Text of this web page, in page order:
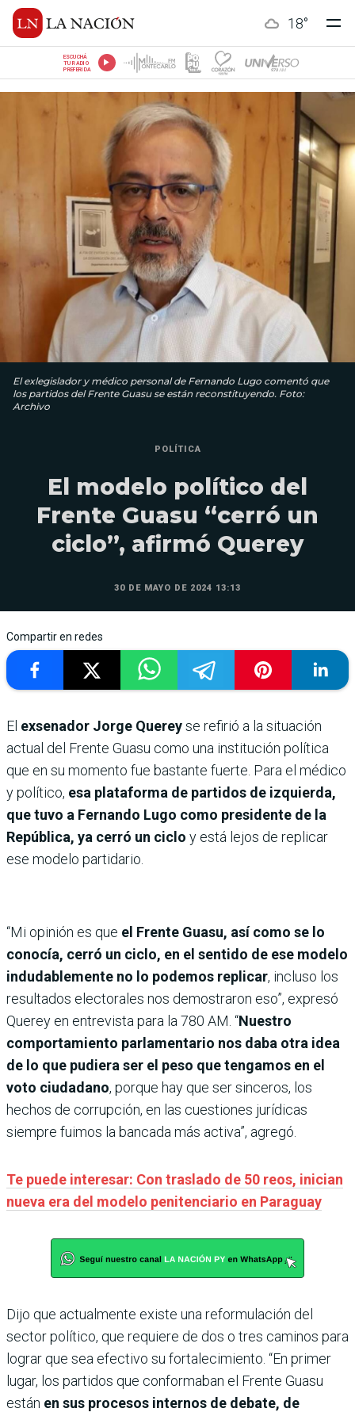
18°
ESCUCHÁ
TU RADIO
PREFERIDA
El exlegislador y médico personal de Fernando Lugo comentó que
los partidos del Frente Guasu se están reconstituyendo. Foto:
Archivo
POLÍTICA
El modelo político del
Frente Guasu “cerró un
ciclo”, afirmó Querey
30 DE MAYO DE 2024 13:13
Compartir en redes
El exsenador Jorge Quereyse refirió a la situación
actual del Frente Guasu como una institución política
que en su momento fue bastante fuerte. Para el médico
y político, esa plataforma de partidos de izquierda,
que tuvo a Fernando Lugo como presidente de la
República, ya cerró un ciclo y está lejos de replicar
ese modelo partidario.
“Mi opinión es que el Frente Guasu, así como se lo
conocía, cerró un ciclo, en el sentido de ese modelo
indudablemente no lo podemos replicar, incluso los
resultados electorales nos demostraron eso”, expresó
Querey en entrevista para la 780 AM. “Nuestro
comportamiento parlamentario nos daba otra idea
de lo que pudiera ser el peso que tengamos en el
voto ciudadano, porque hay que ser sinceros, los
hechos de corrupción, en las cuestiones jurídicas
siempre fuimos la bancada más activa”, agregó.
Te puede interesar: Con traslado de 50 reos, inician
nueva era del modelo penitenciario en Paraguay
Dijo que actualmente existe una reformulación del
sector político, que requiere de dos o tres caminos para
lograr que sea efectivo su fortalecimiento. “En primer
lugar, los partidos que conformaban el Frente Guasu
están en sus procesos internos de debate, de